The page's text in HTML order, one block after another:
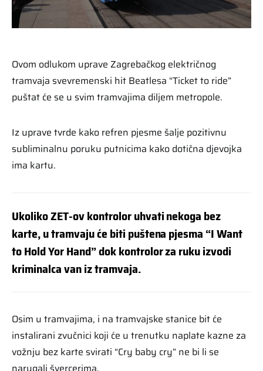
Ovom odlukom uprave Zagrebačkog električnog
tramvaja svevremenski hit Beatlesa “Ticket to ride”
puštat će se u svim tramvajima diljem metropole.
Iz uprave tvrde kako refren pjesme šalje pozitivnu
subliminalnu poruku putnicima kako dotična djevojka
ima kartu.
Ukoliko ZET-ov kontrolor uhvati nekoga bez
karte, u tramvaju će biti puštena pjesma “I Want
to Hold Yor Hand” dok kontrolor za ruku izvodi
kriminalca van iz tramvaja.
Osim u tramvajima, i na tramvajske stanice bit će
instalirani zvučnici koji će u trenutku naplate kazne za
vožnju bez karte svirati “Cry baby cry” ne bi li se